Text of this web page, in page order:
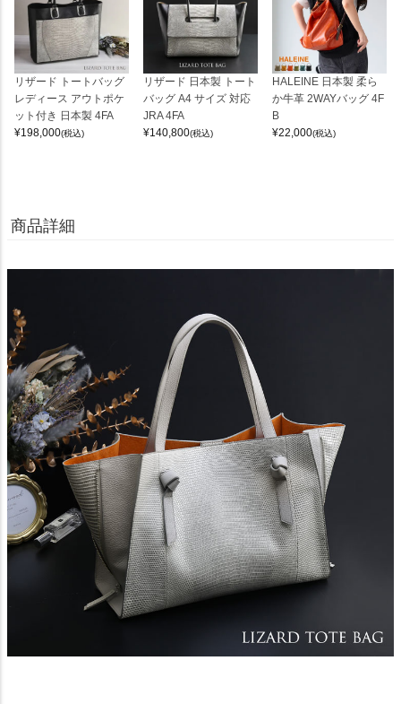
リザード トートバッグ
レディース アウトポケ
ット付き 日本製 4FA
¥198,000(税込)
リザード 日本製 トート
バッグ A4 サイズ 対応
JRA 4FA
¥140,800(税込)
HALEINE 日本製 柔ら
か牛革 2WAYバッグ 4F
B
¥22,000(税込)
商品詳細